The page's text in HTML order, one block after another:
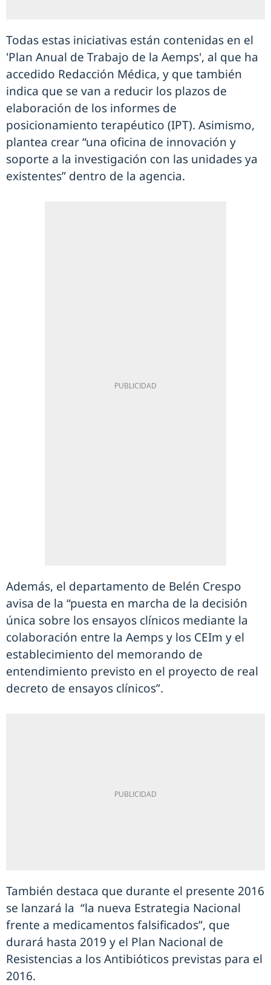
Todas estas iniciativas están contenidas en el
'Plan Anual de Trabajo de la Aemps', al que ha
accedido Redacción Médica, y que también
indica que se van a reducir los plazos de
elaboración de los informes de
posicionamiento terapéutico (IPT). Asimismo,
plantea crear “una oficina de innovación y
soporte a la investigación con las unidades ya
existentes” dentro de la agencia.
Además, el departamento de Belén Crespo
avisa de la “puesta en marcha de la decisión
única sobre los ensayos clínicos mediante la
colaboración entre la Aemps y los CEIm y el
establecimiento del memorando de
entendimiento previsto en el proyecto de real
decreto de ensayos clínicos”.
También destaca que durante el presente 2016
se lanzará la “la nueva Estrategia Nacional
frente a medicamentos falsificados”, que
durará hasta 2019 y el Plan Nacional de
Resistencias a los Antibióticos previstas para el
2016.